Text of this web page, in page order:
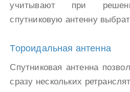
учитывают при
спутниковую антенну
Тороидальная антенна
Спутниковая антенна
сразу нескольких